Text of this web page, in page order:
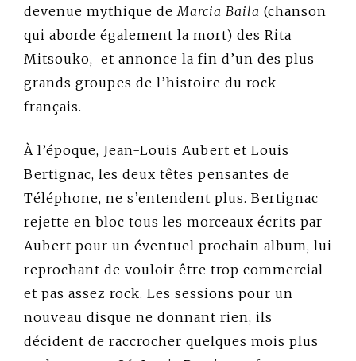
devenue mythique deMarcia Baila (chanson
qui aborde également la mort) des Rita
Mitsouko, et annonce la fin d’un des plus
grands groupes de l’histoire du rock
français.
À l’époque, Jean-Louis Aubert et Louis
Bertignac, les deux têtes pensantes de
Téléphone, ne s’entendent plus. Bertignac
rejette en bloc tous les morceaux écrits par
Aubert pour un éventuel prochain album, lui
reprochant de vouloir être trop commercial
et pas assez rock. Les sessions pour un
nouveau disque ne donnant rien, ils
décident de raccrocher quelques mois plus